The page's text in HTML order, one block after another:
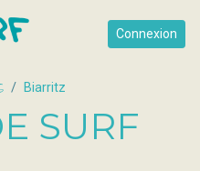
Connexion
Biarritz
SURF